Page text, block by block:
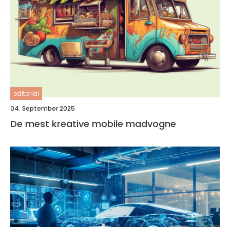
editorial
04. September 2025
De mest kreative mobile madvogne